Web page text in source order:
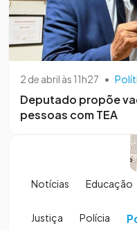
2 de abril às 11h27 •
Deputado propõe
pessoas com TEA
Notícias Educação
Justiça Polícia